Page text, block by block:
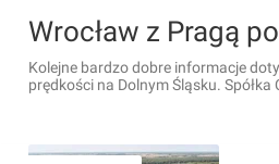
Kolejne bardzo dobre informacje
prędkości na Dolnym Śląsku. Spółka